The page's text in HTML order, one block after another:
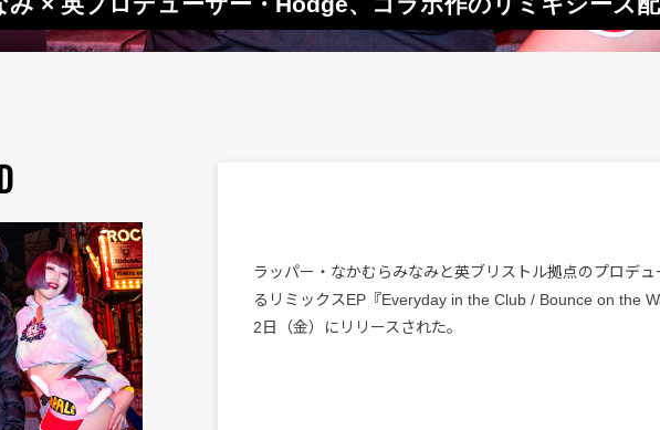
ラッパー・なかむらみなみと英ブリストル拠点のプロデ
るリミックスEP『Everyday in the Club / Bounce on the
2日（金）にリリースされた。